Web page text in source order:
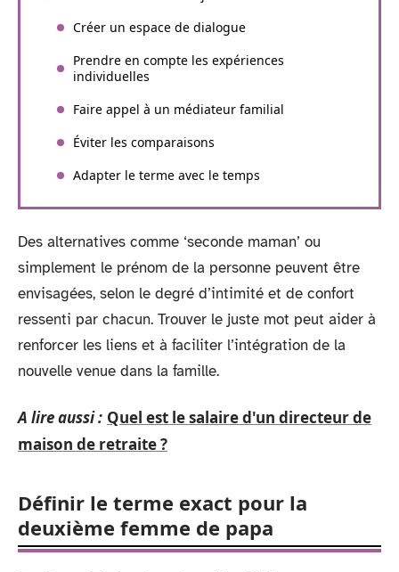
Créer un espace de dialogue
Prendre en compte les expériences
individuelles
Faire appel à un médiateur familial
Éviter les comparaisons
Adapter le terme avec le temps
Des alternatives comme ‘seconde maman’ ou
simplement le prénom de la personne peuvent être
envisagées, selon le degré d’intimité et de confort
ressenti par chacun. Trouver le juste mot peut aider à
renforcer les liens et à faciliter l’intégration de la
nouvelle venue dans la famille.
A lire aussi : Quel est le salaire d'un directeur de
maison de retraite ?
Définir le terme exact pour la
deuxième femme de papa